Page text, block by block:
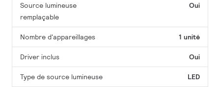
Source lumineuse
remplaçable
Oui
Nombre d'appareillages 1 unité
Driver inclus Oui
Type de source lumineuse LED